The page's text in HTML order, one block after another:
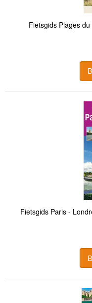
Fietsgids Plages
Fietsgids Paris -